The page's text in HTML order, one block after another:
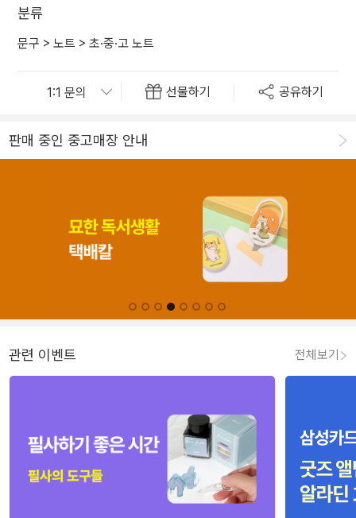
분류
문구 > 노트 > 초·중·고 노트
선물하기 공유하기
판매 중인 중고매장 안내
관련 이벤트 전체보기